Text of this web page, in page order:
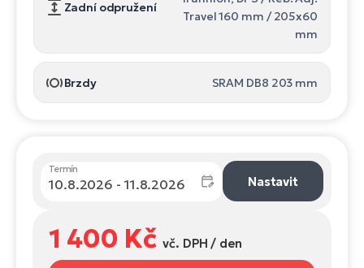
Zadní odpružení
Travel 160 mm / 205x60
mm
Brzdy SRAM DB8 203 mm
Termín
Nastavit
1 400 Kčvč. DPH / den